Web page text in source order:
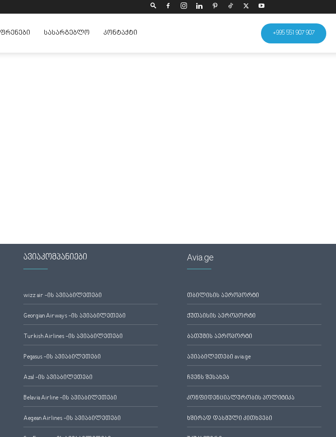
+995 551 907 907
ᲤᲠᲔᲜᲔᲑᲘ ᲡᲐᲡᲐᲠᲒᲔᲑᲚᲝ ᲙᲝᲜᲢᲐᲥᲢᲘ
ავიაკომპანიები
wizz air -ის ავიაბილეთები
Georgian Airways -ის ავიაბილეთები
Turkish Airlines -ის ავიაბილეთები
Pegasus -ის ავიაბილეთები
Azal -ის ავიაბილეთები
Belavia Airline -ის ავიაბილეთები
Aegean Airlines -ის ავიაბილეთები
Avia.ge
თბილისის აეროპორტი
ქუთაისის აეროპორტი
ბათუმის აეროპორტი
ავიაბილეთები avia.ge
ჩვენს შესახებ
კონფიდენციალურობის პოლიტიკა
ხშირად დასმული კითხვები